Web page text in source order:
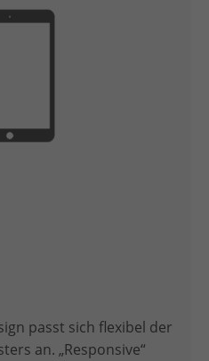
passt sich flexibel der
an. „Responsive“